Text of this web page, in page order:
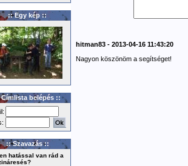
:: Egy kép ::
belépés ::
:: Szavazás ::
hatással van rád a
hitman83 - 2013-04-16 11:43:20
Nagyon köszönöm a segítséget!